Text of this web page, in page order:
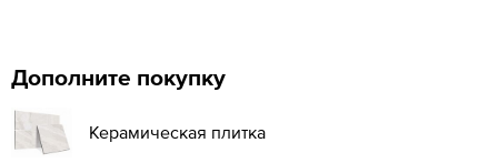
Дополните покупку
Керамическая плитка